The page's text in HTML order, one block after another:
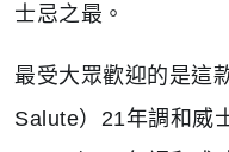
士忌之最。
最受大眾歡迎的是這
Salute）21年調和威